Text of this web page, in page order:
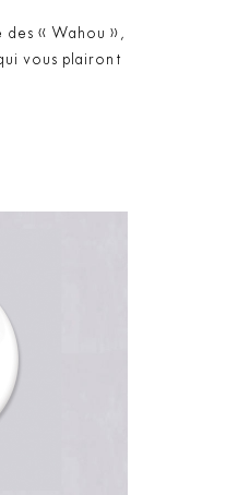
« Wahou »,
vous plairont